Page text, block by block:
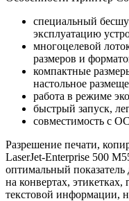
специальный
эксплуатацию
многоцелевой
размеров и
компактные
настольное
работа в режиме
быстрый запуск,
совместимость с
Разрешение печати,
LaserJet-Enterprise 500
оптимальный
на конвертах, этикетках,
текстовой информации,